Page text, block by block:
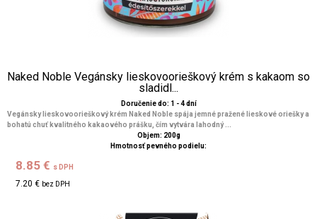
Naked Noble Vegánsky lieskovoorieškový krém s kakaom so
sladidl...
Doručenie do: 1 - 4 dní
Vegánsky lieskovoorieškový krém Naked Noble spája jemné pražené lieskové oriešky a
bohatú chuť kvalitného kakaového prášku, čím vytvára lahodný ...
Objem: 200g
Hmotnosť pevného podielu:
8.85 € s DPH
7.20 € bez DPH